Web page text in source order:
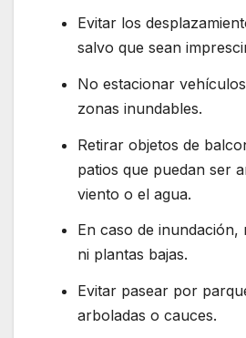
Evitar los
salvo que sean
No estacionar
zonas inundables.
Retirar objetos de
patios que puedan ser
viento o el agua.
En caso de inundación,
ni plantas bajas.
Evitar pasear por
arboladas o cauces.